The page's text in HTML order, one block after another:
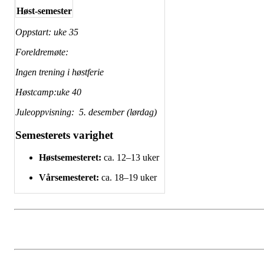
Høst-semester
Oppstart: uke 35
Foreldremøte:
Ingen trening i høstferie
Høstcamp:uke 40
Juleoppvisning: 5. desember (lørdag)
Semesterets varighet
Høstsemesteret: ca. 12–13 uker
Vårsemesteret: ca. 18–19 uker